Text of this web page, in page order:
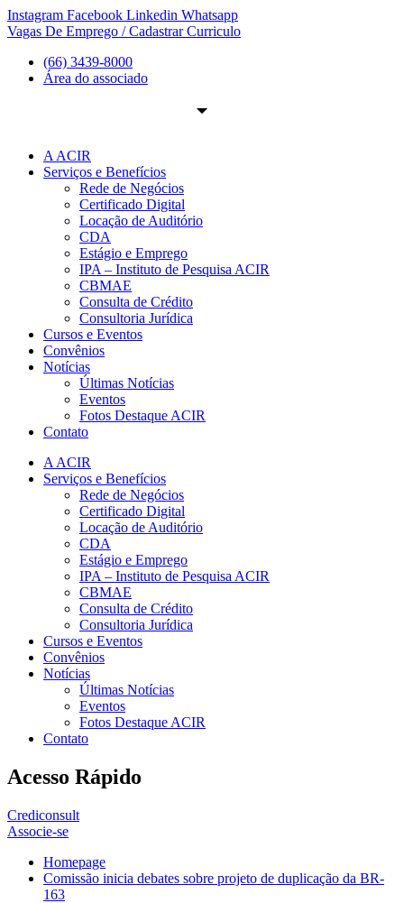
Ir
para
conteúdo
Instagram Facebook Linkedin Whatsapp
Vagas De Emprego / Cadastrar Curriculo
(66) 3439-8000
Área do associado
A ACIR
Serviços e Benefícios
Rede de Negócios
Certificado Digital
Locação de Auditório
CDA
Estágio e Emprego
IPA – Instituto de Pesquisa ACIR
CBMAE
Consulta de Crédito
Consultoria Jurídica
Cursos e Eventos
Convênios
Notícias
Últimas Notícias
Eventos
Fotos Destaque ACIR
Contato
A ACIR
Serviços e Benefícios
Rede de Negócios
Certificado Digital
Locação de Auditório
CDA
Estágio e Emprego
IPA – Instituto de Pesquisa ACIR
CBMAE
Consulta de Crédito
Consultoria Jurídica
Cursos e Eventos
Convênios
Notícias
Últimas Notícias
Eventos
Fotos Destaque ACIR
Contato
Acesso Rápido
Crediconsult
Associe-se
Homepage
Comissão inicia debates sobre projeto de duplicação da BR-
163